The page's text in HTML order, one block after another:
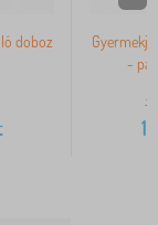
doboz
-
1
1